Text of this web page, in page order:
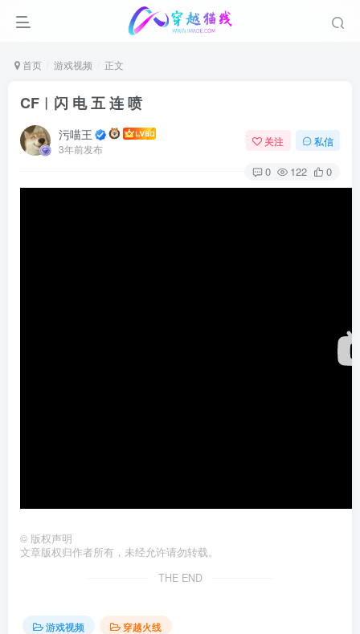
首页 游戏视频 正文
CF︱闪 电 五 连 喷
污喵王
3年前发布
关注 私信
0 122 0
© 版权声明
文章版权归作者所有，未经允许请勿转载。
THE END
游戏视频
穿越火线